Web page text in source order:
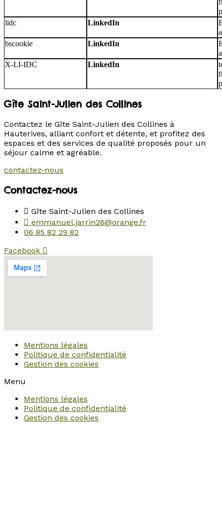
lidc
LinkedIn
bscookie
LinkedIn
X-LI-IDC
LinkedIn
Gîte Saint-Julien des Collines
Contactez le Gîte Saint-Julien des Collines à
Hauterives, alliant confort et détente, et profitez des
espaces et des services de qualité proposés pour un
séjour calme et agréable.
contactez-nous
Contactez-nous
Gîte Saint-Julien des Collines
emmanuel.jarrin26@orange.fr
06 85 82 29 82
Facebook
Mentions légales
Politique de confidentialité
Gestion des cookies
Menu
Mentions légales
Politique de confidentialité
Gestion des cookies